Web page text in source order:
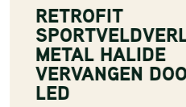
RETROFIT
METAL HALIDE
VERVANGEN
LED